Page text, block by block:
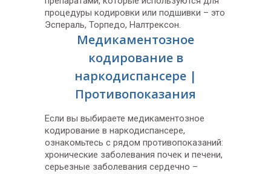
процедуры кодировки или подшивки – это
Эспераль, Торпедо, Налтрексон.
Медикаментозное
кодирование в
наркодиспансере |
Противопоказания
Если вы выбираете медикаментозное
кодирование в наркодиспансере,
ознакомьтесь с рядом противопоказаний:
хронические заболевания почек и печени,
серьезные заболевания сердечно –